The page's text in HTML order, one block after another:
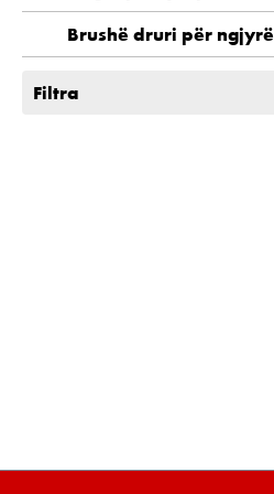
Brushë druri për ngjyrë
Filtra